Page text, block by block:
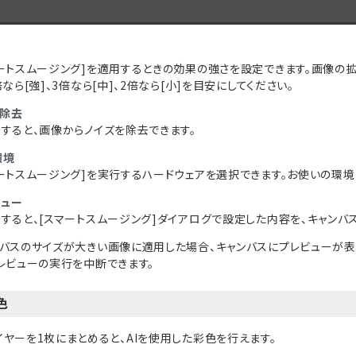
トスムージング]を適用するときの効果の強さを設定できます。画像
なら[強]、3倍なら[中]、2倍なら[小]を目安にしてください。
去
ると、画像からノイズを除去できます。
境
トスムージング]を実行するハードウェアを選択できます。お使いの環
ー
ると、[スマートスムージング]ダイアログで設定した内容を、キャンバ
スのサイズが大きい画像に適用した場合、キャンバスにプレビュー
ビューの実行を中断できます。
ーを1枚にまとめると、AIを使用した彩色を行えます。